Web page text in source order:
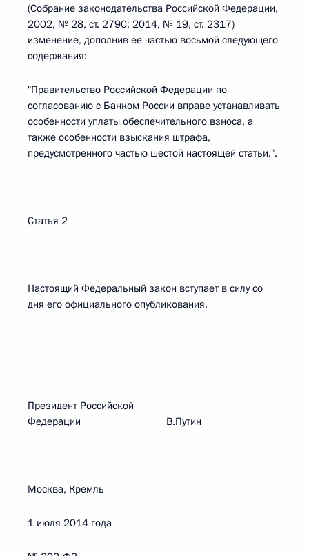
(Собрание законодательства Российской Федерации,
2002, № 28, ст. 2790; 2014, № 19, ст. 2317)
изменение, дополнив ее частью восьмой следующего
содержания:
"Правительство Российской Федерации по
согласованию с Банком России вправе устанавливать
особенности уплаты обеспечительного взноса, а
также особенности взыскания штрафа,
предусмотренного частью шестой настоящей статьи.".
Статья 2
Настоящий Федеральный закон вступает в силу со
дня его официального опубликования.
Президент Российской
Федерации В.Путин
Москва, Кремль
1 июля 2014 года